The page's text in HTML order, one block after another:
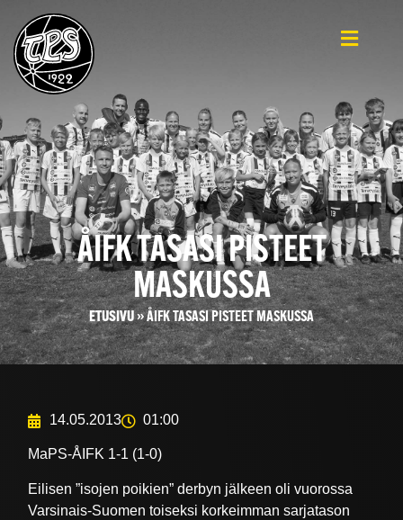
ÅIFK TASASI PISTEET
MASKUSSA
ETUSIVU»ÅIFK TASASI PISTEET MASKUSSA
14.05.2013 01:00
MaPS-ÅIFK 1-1 (1-0)
Eilisen ”isojen poikien” derbyn jälkeen oli vuorossa
Varsinais-Suomen toiseksi korkeimman sarjatason